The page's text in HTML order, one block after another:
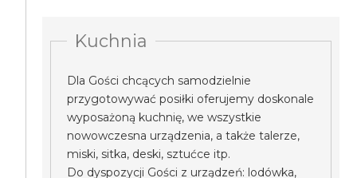
Kuchnia
Dla Gości chcących samodzielnie
przygotowywać posiłki oferujemy doskonale
wyposażoną kuchnię, we wszystkie
nowowczesna urządzenia, a także talerze,
miski, sitka, deski, sztućce itp.
Do dyspozycji Gości z urządzeń: lodówka,